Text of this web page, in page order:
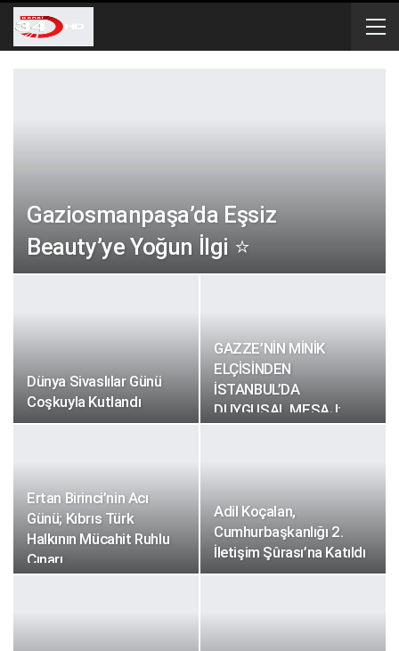
Gaziosmanpaşa’da Eşsiz
Beauty’ye Yoğun İlgi ⭐
Dünya Sivaslılar Günü
Coşkuyla Kutlandı
GAZZE’NİN MİNİK
ELÇİSİNDEN
İSTANBUL’DA
DUYGUSAL MESAJ:
Ertan Birinci’nin Acı
Günü; Kıbrıs Türk
Halkının Mücahit Ruhlu
Çınarı…
Adil Koçalan,
Cumhurbaşkanlığı 2.
İletişim Şûrası’na Katıldı